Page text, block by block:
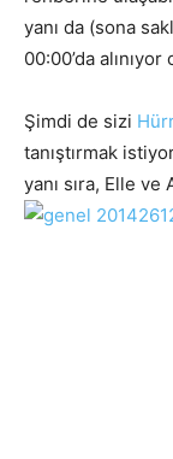
yanı da (sona
00:00’da alınıyor
Şimdi de sizi
tanıştırmak
yanı sıra, Elle